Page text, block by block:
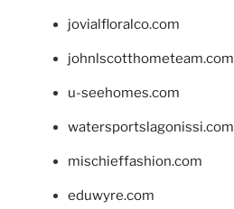
jovialfloralco.com
johnlscotthometeam.com
u-seehomes.com
watersportslagonissi.com
mischieffashion.com
eduwyre.com